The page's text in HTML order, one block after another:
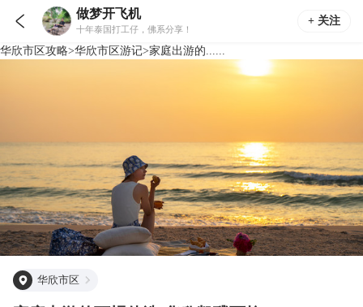
 做梦开飞机
十年泰国打工仔，佛系分享！
+ 关注
华欣市区攻略>华欣市区游记>家庭出游的......
华欣市区